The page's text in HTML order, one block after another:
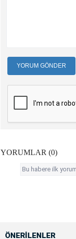
YORUM GÖNDER
YORUMLAR (0)
Bu habere ilk
ÖNERİLENLER